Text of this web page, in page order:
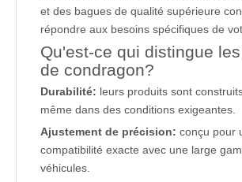
et des bagues de qualité supérieure
répondre aux besoins spécifiques de
Qu'est-ce qui distingue
de condragon?
Durabilité: leurs produits sont
même dans des conditions exigeantes.
Ajustement de précision: conçu pour
compatibilité exacte avec une large
véhicules.